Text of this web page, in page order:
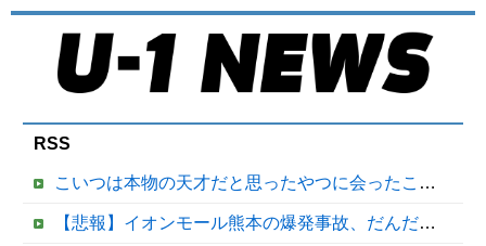
RSS
こいつは本物の天才だと思ったやつに会ったことある？
【悲報】イオンモール熊本の爆発事故、だんだんとイオン側が悪いんじゃないかという世論になってしまう